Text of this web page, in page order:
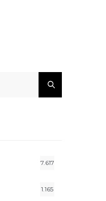
7.617
1.165